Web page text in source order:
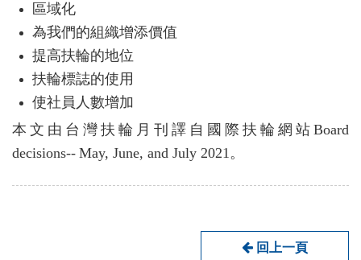
區域化
為我們的組織增添價值
提高扶輪的地位
扶輪標誌的使用
使社員人數增加
本文由台灣扶輪月刊譯自國際扶輪網站Board
decisions-- May, June, and July 2021。
回上一頁